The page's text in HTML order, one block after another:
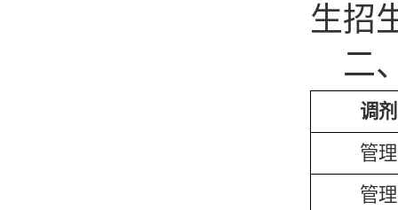
生招
二
调
管
管理